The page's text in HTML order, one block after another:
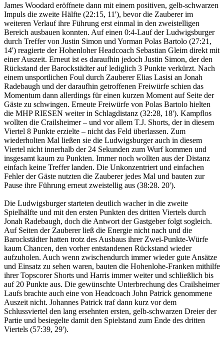
James Woodard eröffnete dann mit einem positiven, gelb-schwarzen
Impuls die zweite Hälfte (22:15, 11'), bevor die Zauberer im
weiteren Verlauf ihre Führung erst einmal in den zweistelligen
Bereich ausbauen konnten. Auf einen 0:4-Lauf der Ludwigsburger
durch Treffer von Justin Simon und Yorman Polas Bartolo (27:21,
14') reagierte der Hohenloher Headcoach Sebastian Gleim direkt mit
einer Auszeit. Erneut ist es daraufhin jedoch Justin Simon, der den
Rückstand der Barockstädter auf lediglich 3 Punkte verkürzt. Nach
einem unsportlichen Foul durch Zauberer Elias Lasisi an Jonah
Radebaugh und der daraufhin getroffenen Freiwürfe schien das
Momentum dann allerdings für einen kurzen Moment auf Seite der
Gäste zu schwingen. Erneute Freiwürfe von Polas Bartolo hielten
die MHP RIESEN weiter in Schlagdistanz (32:28, 18'). Kampflos
wollten die Crailsheimer – und vor allem T.J. Shorts, der in diesem
Viertel 8 Punkte erzielte – nicht das Feld überlassen. Zum
wiederholten Mal ließen sie die Ludwigsburger auch in diesem
Viertel nicht innerhalb der 24 Sekunden zum Wurf kommen und
insgesamt kaum zu Punkten. Immer noch wollten aus der Distanz
einfach keine Treffer landen. Die Unkonzentriert und einfachen
Fehler der Gäste nutzten die Zauberer jedes Mal und bauten zur
Pause ihre Führung erneut zweistellig aus (38:28. 20').
Die Ludwigsburger starteten deutlich wacher in die zweite
Spielhälfte und mit den ersten Punkten des dritten Viertels durch
Jonah Radebaugh, doch die Antwort der Gastgeber folgt sogleich.
Auf Seiten der Zauberer ließ die Energie nicht nach und die
Barockstädter hatten trotz des Ausbaus ihrer Zwei-Punkte-Würfe
kaum Chancen, den vorher entstandenen Rückstand wieder
aufzuholen. Auch wenn zwischendurch immer wieder gute Ansätze
und Einsatz zu sehen waren, bauten die Hohenlohe-Franken mithilfe
ihrer Topscorer Shorts und Harris immer weiter und schließlich bis
auf 20 Punkte aus. Die gewünschte Unterbrechung des Crailsheimer
Laufs brachte auch eine von Headcoach John Patrick genommene
Auszeit nicht. Johannes Patrick traf dann kurz vor dem
Schlussviertel den lang ersehnten ersten, gelb-schwarzen Dreier der
Partie und besiegelte damit den Spielstand zum Ende des dritten
Viertels (57:39, 29').